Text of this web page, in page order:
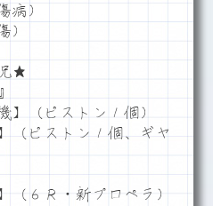
病）
）
★
】（ピストン１個）
（ピストン１個、ギヤ
（６Ｒ・新プロペラ）